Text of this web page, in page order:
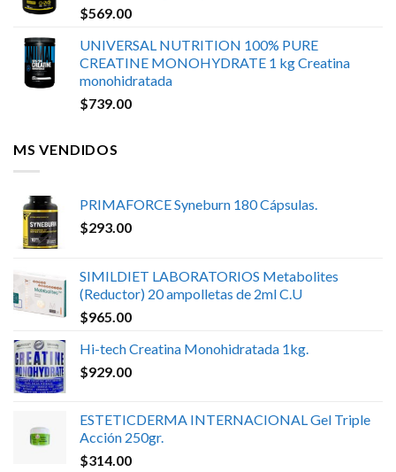
$569.00
UNIVERSAL NUTRITION 100% PURE
CREATINE MONOHYDRATE 1 kg Creatina
monohidratada
$739.00
MS VENDIDOS
PRIMAFORCE Syneburn 180 Cápsulas.
$293.00
SIMILDIET LABORATORIOS Metabolites
(Reductor) 20 ampolletas de 2ml C.U
$965.00
Hi-tech Creatina Monohidratada 1kg.
$929.00
ESTETICDERMA INTERNACIONAL Gel Triple
Acción 250gr.
$314.00